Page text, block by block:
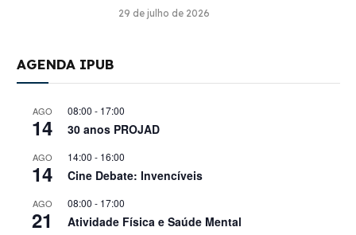
29 de julho de 2026
AGENDA IPUB
AGO
14
08:00 - 17:00
30 anos PROJAD
AGO
14
14:00 - 16:00
Cine Debate: Invencíveis
AGO
21
08:00 - 17:00
Atividade Física e Saúde Mental